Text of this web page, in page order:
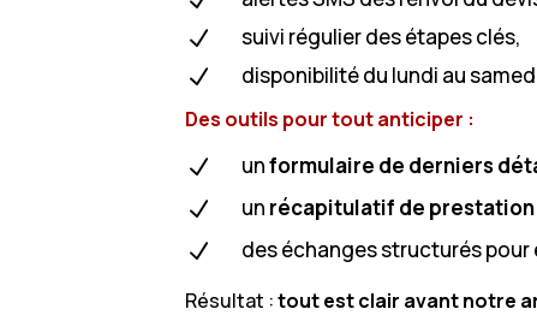
N suivi régulier des étapes clés,
N disponibilité du lundi au
Des outils pour tout anticiper :
N
unformulaire de derniers
N un récapitulatif de
N des échanges structurés
Résultat :tout est clair avant notre